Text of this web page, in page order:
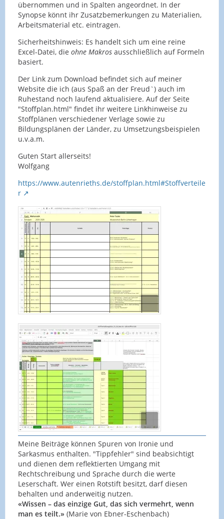
übernommen und in Spalten angeordnet. In der
Synopse könnt ihr Zusatzbemerkungen zu Materialien,
Arbeitsmaterial etc. eintragen.
Sicherheitshinweis: Es handelt sich um eine reine
Excel-Datei, die ohne Makros ausschließlich auf Formeln
basiert.
Der Link zum Download befindet sich auf meiner
Website die ich (aus Spaß an der Freud`) auch im
Ruhestand noch laufend aktualisiere. Auf der Seite
"Stoffplan.html" findet ihr weitere Linkhinweise zu
Stoffplänen verschiedener Verlage sowie zu
Bildungsplänen der Länder, zu Umsetzungsbeispielen
u.v.a.m.
Guten Start allerseits!
Wolfgang
https://www.autenrieths.de/stoffplan.html#Stoffverteile
r
Meine Beiträge können Spuren von Ironie und
Sarkasmus enthalten. "Tippfehler" sind beabsichtigt
und dienen dem reflektierten Umgang mit
Rechtschreibung und Sprache durch die werte
Leserschaft. Wer einen Rotstift besitzt, darf diesen
behalten und anderweitig nutzen.
«Wissen – das einzige Gut, das sich vermehrt, wenn
man es teilt.» (Marie von Ebner-Eschenbach)